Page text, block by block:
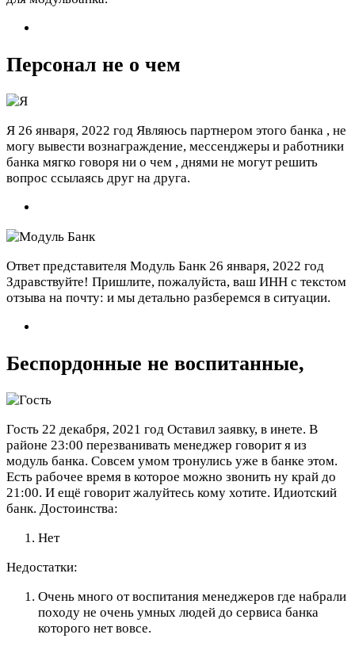
Персонал не о чем
Я 26 января, 2022 год Являюсь партнером этого банка , не
могу вывести вознаграждение, мессенджеры и работники
банка мягко говоря ни о чем , днями не могут решить
вопрос ссылаясь друг на друга.
Ответ представителя Модуль Банк26 января, 2022 год
Здравствуйте! Пришлите, пожалуйста, ваш ИНН с текстом
отзыва на почту: и мы детально разберемся в ситуации.
Беспордонные не воспитанные,
Гость 22 декабря, 2021 год Оставил заявку, в инете. В
районе 23:00 перезванивать менеджер говорит я из
модуль банка. Совсем умом тронулись уже в банке этом.
Есть рабочее время в которое можно звонить ну край до
21:00. И ещё говорит жалуйтесь кому хотите. Идиотский
банк. Достоинства:
Нет
Недостатки:
Очень много от воспитания менеджеров где набрали
походу не очень умных людей до сервиса банка
которого нет вовсе.